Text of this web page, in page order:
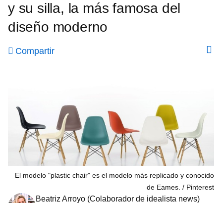
y su silla, la más famosa del
diseño moderno
Compartir
El modelo "plastic chair" es el modelo más replicado y conocido
de Eames.
Pinterest
Beatriz Arroyo (Colaborador de idealista news)